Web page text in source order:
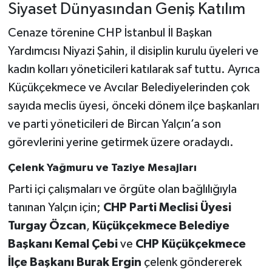
Siyaset Dünyasından Geniş Katılım
Cenaze törenine CHP İstanbul İl Başkan
Yardımcısı Niyazi Şahin, il disiplin kurulu üyeleri ve
kadın kolları yöneticileri katılarak saf tuttu. Ayrıca
Küçükçekmece ve Avcılar Belediyelerinden çok
sayıda meclis üyesi, önceki dönem ilçe başkanları
ve parti yöneticileri de Bircan Yalçın’a son
görevlerini yerine getirmek üzere oradaydı.
Çelenk Yağmuru ve Taziye Mesajları
Parti içi çalışmaları ve örgüte olan bağlılığıyla
tanınan Yalçın için; CHP Parti Meclisi Üyesi
Turgay Özcan, Küçükçekmece Belediye
Başkanı Kemal Çebive CHP Küçükçekmece
İlçe Başkanı Burak Ergin çelenk göndererek